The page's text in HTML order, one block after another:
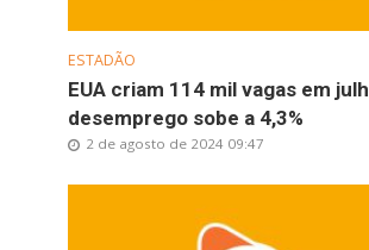
ESTADÃO
EUA criam 114 mil vagas em
desemprego sobe a 4,3%
2 de agosto de 2024 09:47